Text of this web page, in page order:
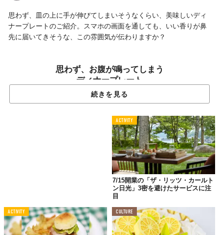
思わず、皿の上に手が伸びてしまいそうなくらい、美味しいディ
ナープレートのご紹介。スマホの画面を通しても、いい香りが鼻
先に届いてきそうな、この雰囲気が伝わりますか？
思わず、お腹が鳴ってしまう
ディナープレート
続きを見る
ACTIVITY
7/15開業の「ザ・リッツ・カールト
ン日光」3密を避けたサービスに注
目
ACTIVITY CULTURE